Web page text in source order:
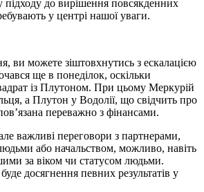
до вирішення повсякденних
у центрі нашої уваги.
ви можете зіштовхнутись з ескалацією
ще в понеділок, оскільки
із Плутоном. При цьому Меркурій
а Плутон у Водолії, що свідчить про
переважно з фінансами.
важливі переговори з партнерами,
або начальством, можливо, навіть
за віком чи статусом людьми.
досягнення певних результатів у